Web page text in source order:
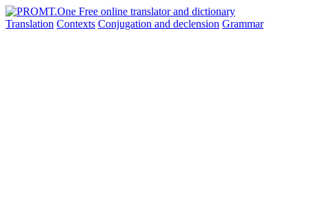
Translation Contexts Conjugation and declension Grammar